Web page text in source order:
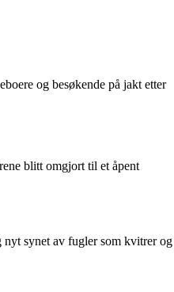
og besøkende på jakt etter
blitt omgjort til et åpent
nyt synet av fugler som kvitrer og